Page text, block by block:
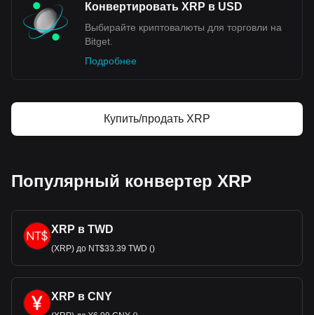
Конвертировать XRP в USD
Выбирайте криптовалюты для торговли на
Bitget.
Подробнее
Купить/продать XRP
Популярный конвертер XRP
XRP в TWD
(XRP) до NT$33.39 TWD ()
XRP в CNY